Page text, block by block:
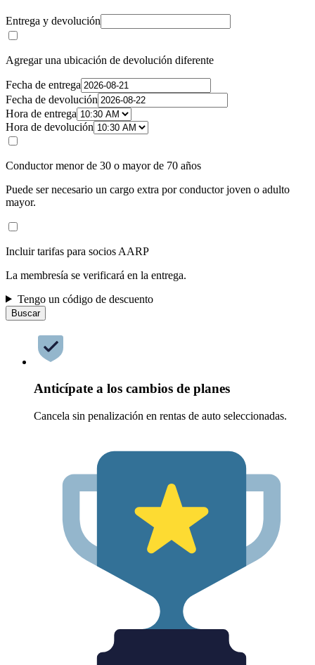
Entrega y devolución
Agregar una ubicación de devolución diferente
Fecha de entrega
Fecha de devolución
Hora de entrega
Hora de devolución
Conductor menor de 30 o mayor de 70 años
Puede ser necesario un cargo extra por conductor joven o adulto
mayor.
Incluir tarifas para socios AARP
La membresía se verificará en la entrega.
Tengo un código de descuento
Buscar
Anticípate a los cambios de planes
Cancela sin penalización en rentas de auto seleccionadas.